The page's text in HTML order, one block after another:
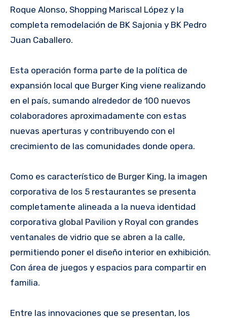
Roque Alonso, Shopping Mariscal López y la
completa remodelación de BK Sajonia y BK Pedro
Juan Caballero.
Esta operación forma parte de la política de
expansión local que Burger King viene realizando
en el país, sumando alrededor de 100 nuevos
colaboradores aproximadamente con estas
nuevas aperturas y contribuyendo con el
crecimiento de las comunidades donde opera.
Como es característico de Burger King, la imagen
corporativa de los 5 restaurantes se presenta
completamente alineada a la nueva identidad
corporativa global Pavilion y Royal con grandes
ventanales de vidrio que se abren a la calle,
permitiendo poner el diseño interior en exhibición.
Con área de juegos y espacios para compartir en
familia.
Entre las innovaciones que se presentan, los